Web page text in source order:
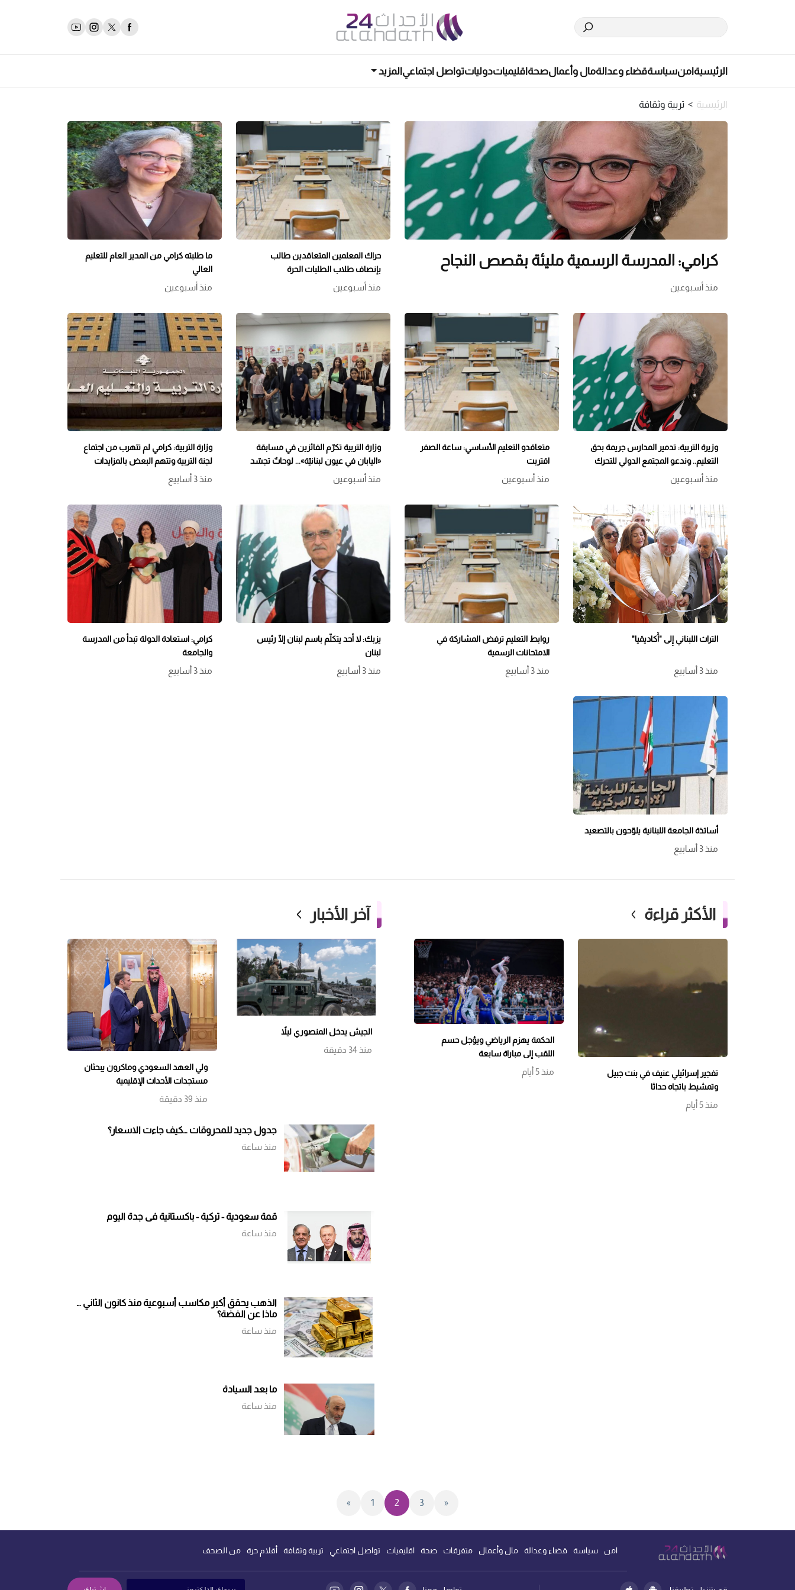
الرئيسيةامنسياسةقضاء وعدالةمال وأعمالصحةاقليمياتدولياتتواصل اجتماعيالمزيد
الرئيسية > تربية وثقافة
كرامي: المدرسة الرسمية مليئة بقصص النجاح
منذ أسبوعين
حراك المعلمين المتعاقدين طالب
بإنصاف طلاب الطلبات الحرة
منذ أسبوعين
ما طلبته كرامي من المدير العام للتعليم
العالي
منذ أسبوعين
وزيرة التربية: تدمير المدارس جريمة بحق
التعليم.. وندعو المجتمع الدولي للتحرك
منذ أسبوعين
متعاقدو التعليم الأساسي: ساعة الصفر
اقتربت
منذ أسبوعين
وزارة التربية تكرّم الفائزين في مسابقة
«اليابان في عيون لبنانيّة»... لوحاتٌ تجسّد
الحوار الثقافيّ بين لبنان واليابان
منذ أسبوعين
وزارة التربية: كرامي لم تتهرب من اجتماع
لجنة التربية وتتهم البعض بالمزايدات
منذ 3 أسابيع
التراث اللبناني إِلى "أَكاديمْيا"
منذ 3 أسابيع
روابط التعليم ترفض المشاركة في
الامتحانات الرسمية
منذ 3 أسابيع
يزبك: لا أحد يتكلّم باسم لبنان إلّا رئيس
لبنان
منذ 3 أسابيع
كرامي: استعادة الدولة تبدأ من المدرسة
والجامعة
منذ 3 أسابيع
أساتذة الجامعة اللبنانية يلوّحون بالتصعيد
منذ 3 أسابيع
الأكثر قراءة
تفجير إسرائيلي عنيف في بنت جبيل
وتمشيط باتجاه حداثا
منذ 5 أيام
الحكمة يهزم الرياضي ويؤجل حسم
اللقب إلى مباراة سابعة
منذ 5 أيام
آخر الأخبار
الجيش يدخل المنصوري ليلاً
منذ 34 دقيقة
ولي العهد السعودي وماكرون يبحثان
مستجدات الأحداث الإقليمية
منذ 39 دقيقة
جدول جديد للمحروقات …كيف جاءت الاسعار؟
منذ ساعة
قمة سعودية - تركية - باكستانية في جدة اليوم
منذ ساعة
الذهب يحقق أكبر مكاسب أسبوعية منذ كانون الثاني …
ماذا عن الفضة؟
منذ ساعة
ما بعد السيادة
منذ ساعة
« 1 2 3 »
امن سياسة قضاء وعدالة مال وأعمال متفرقات صحة اقليميات تواصل اجتماعي تربية وثقافة أقلام حرة من الصحف